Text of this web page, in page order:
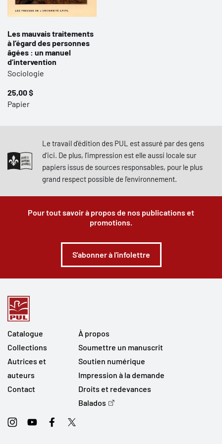
Les mauvais traitements
à l’égard des personnes
âgées : un manuel
d’intervention
Sociologie
25,00 $
Papier
Le travail d'édition des PUL est assuré par des gens
d'ici. De plus, l'impression est elle aussi locale sur
papiers issus de sources responsables, pour le plus
grand respect possible de l'environnement.
Pour tout savoir à propos de nos publications et
promotions.
S'abonner à l'infolettre
Catalogue
Collections
Autrices et
auteurs
Contact
À propos
Soumettre un manuscrit
Soutien numérique
Impression à la demande
Droits et redevances
Balados
InstagramYoutubeFacebookTwitter